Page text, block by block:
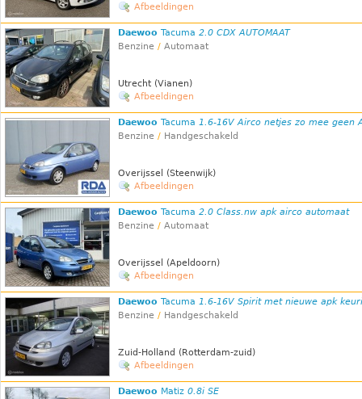
Afbeeldingen
Daewoo Tacuma 2.0 CDX AUTOMAAT
Benzine / Automaat
Utrecht (Vianen)
Afbeeldingen
Daewoo Tacuma 1.6-16V Airco netjes zo mee geen
Benzine / Handgeschakeld
Overijssel (Steenwijk)
Afbeeldingen
Daewoo Tacuma 2.0 Class.nw apk airco automaat
Benzine / Automaat
Overijssel (Apeldoorn)
Afbeeldingen
Daewoo Tacuma 1.6-16V Spirit met nieuwe apk
Benzine / Handgeschakeld
Zuid-Holland (Rotterdam-zuid)
Afbeeldingen
Daewoo Matiz 0.8i SE